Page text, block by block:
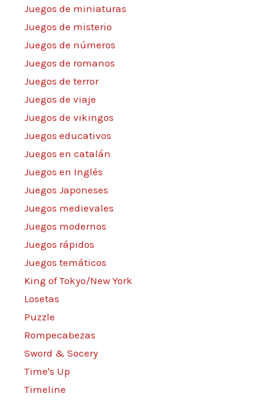
Juegos de miniaturas
Juegos de misterio
Juegos de números
Juegos de romanos
Juegos de terror
Juegos de viaje
Juegos de vikingos
Juegos educativos
Juegos en catalán
Juegos en Inglés
Juegos Japoneses
Juegos medievales
Juegos modernos
Juegos rápidos
Juegos temáticos
King of Tokyo/New York
Losetas
Puzzle
Rompecabezas
Sword & Socery
Time's Up
Timeline